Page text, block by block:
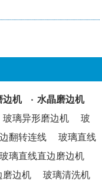
边机
水晶磨边机
玻璃异形磨边机
玻
翻转连线
玻璃直线
玻璃直线直边磨边机
磨边机
玻璃清洗机